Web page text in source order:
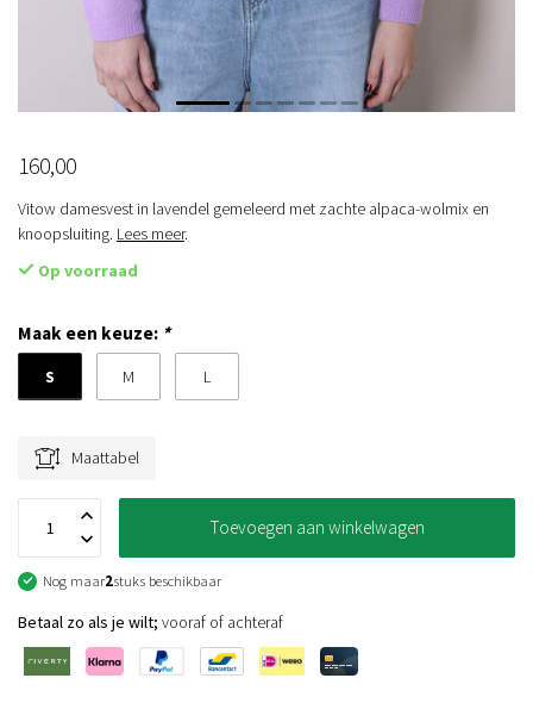
160,00
Vitow damesvest in lavendel gemeleerd met zachte alpaca-wolmix en
knoopsluiting. Lees meer.
Op voorraad
Maak een keuze: *
S M L
Maattabel
Toevoegen aan winkelwagen
Nog maar2stuks beschikbaar
Betaal zo als je wilt; vooraf of achteraf